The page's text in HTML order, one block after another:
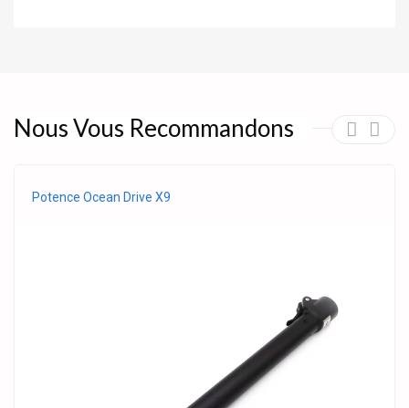
Nous Vous Recommandons
Potence Ocean Drive X9